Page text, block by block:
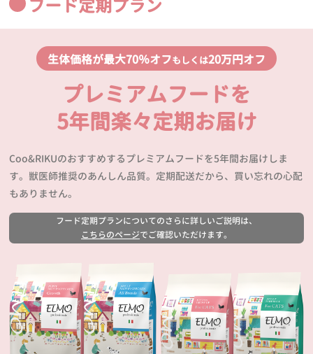
フード定期プラン
生体価格が最大70％オフもしくは20万円オフ
プレミアムフードを
5年間楽々定期お届け
Coo&RIKUのおすすめするプレミアムフードを5年間お届けしま
す。獣医師推奨のあんしん品質。定期配送だから、買い忘れの心配
もありません。
フード定期プランについてのさらに詳しいご説明は、
こちらのページでご確認いただけます。